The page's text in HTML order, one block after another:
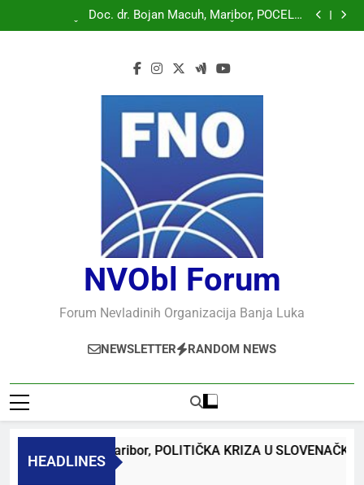
SLOVENAČKOM PARLAMENTU
Doc. dr. Bojan Macuh, Maribor, POČELO
OBILJEŽAVANJE 30 GODINA USPJEŠNOG RADA I
Prof.dr Vaso Bojanić, MOGU LI KOMPJUTERI POSTATI
Doc. dr. Bojan Macuh, Maribor, POLITIČKA KRIZA U
SLOVENAČKOM PARLAMENTU
Doc. dr. Bojan Macuh, Maribor, POČELO
RAZVOJA DEFENDOLOGIJE – POGLED IZ SLOVENIJE
AUTORITARNO LUDILO
NVObl Forum
Forum Nevladinih Organizacija Banja Luka
NEWSLETTER RANDOM NEWS
HEADLINES
Bojan Macuh, Maribor, POLITIČKA KRIZA U SLOVENAČKOM